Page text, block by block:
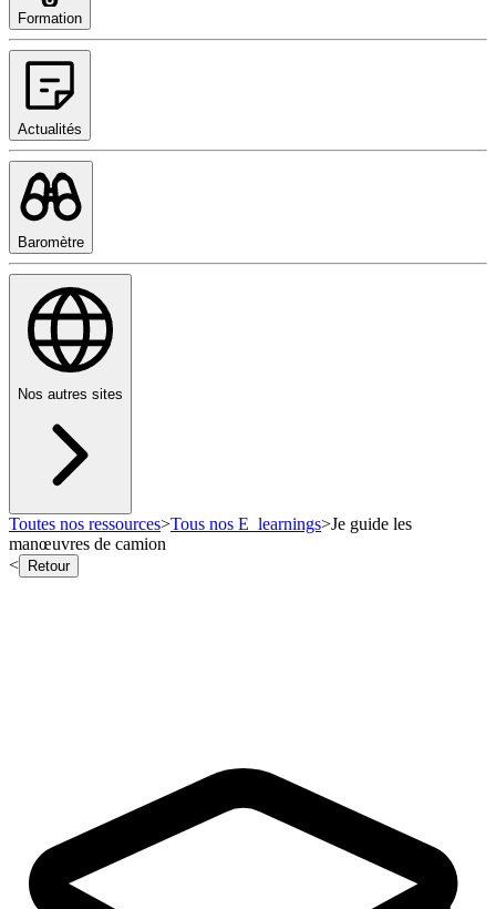
Formation
Actualités
Baromètre
Nos autres sites
Toutes nos ressources>Tous nos E_learnings>Je guide les
manœuvres de camion
<
Retour